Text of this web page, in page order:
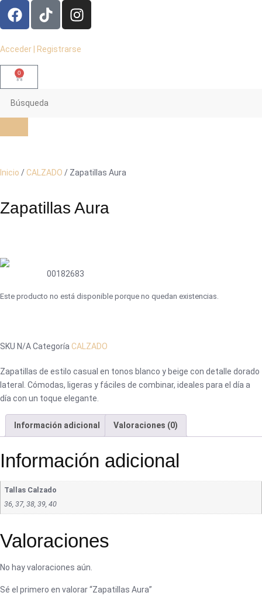
Acceder | Registrarse
0
Inicio /CALZADO / Zapatillas Aura
Zapatillas Aura
00182683
Este producto no está disponible porque no quedan existencias.
SKU N/ACategoría CALZADO
Zapatillas de estilo casual en tonos blanco y beige con detalle dorado
lateral. Cómodas, ligeras y fáciles de combinar, ideales para el día a
día con un toque elegante.
Información adicional Valoraciones (0)
Información adicional
Tallas Calzado
36, 37, 38, 39, 40
Valoraciones
No hay valoraciones aún.
Sé el primero en valorar “Zapatillas Aura”